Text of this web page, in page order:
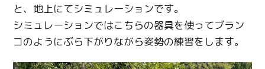
と、地上にてシミュレーションです。
シミュレーションではこちらの器具を使ってブラン
コのようにぶら下がりながら姿勢の練習をします。